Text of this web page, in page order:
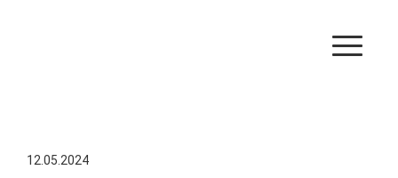
12.05.2024